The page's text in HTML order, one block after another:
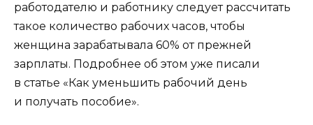
работодателю и работнику следует рассчитать
такое количество рабочих часов, чтобы
женщина зарабатывала 60% от прежней
зарплаты. Подробнее об этом уже писали
в статье «Как уменьшить рабочий день
и получать пособие».